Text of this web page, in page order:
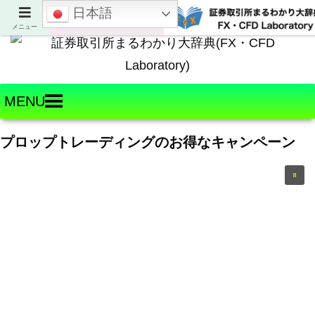
Welcome to FX・CFD Laboratory!
MENU
プロップトレーディングのお得なキャンペーン
メニュー
日本語